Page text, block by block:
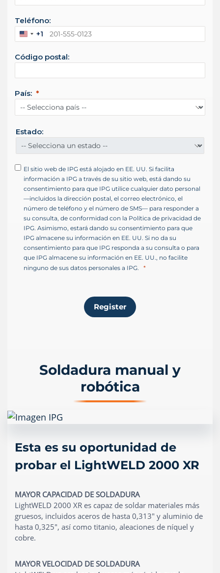
Teléfono:
E
t
d
s
U
i
d
+
1
+1
Código postal:
País:
Estado:
El sitio web de IPG está alojado en EE. UU. Si facilita
información a IPG a través de su sitio web, está dando su
consentimiento para que IPG utilice cualquier dato personal
—incluidos la dirección postal, el correo electrónico, el
número de teléfono y el número de SMS— para responder a
su consulta, de conformidad con la Política de privacidad de
IPG. Asimismo, estará dando su consentimiento para que
IPG almacene su información en EE. UU. Si no da su
consentimiento para que IPG responda a su consulta o para
que IPG almacene su información en EE. UU., no facilite
ninguno de sus datos personales a IPG.
Register
Soldadura manual y
robótica
Esta es su oportunidad de
probar el LightWELD 2000 XR
MAYOR CAPACIDAD DE SOLDADURA
LightWELD 2000 XR es capaz de soldar materiales más
gruesos, incluidos aceros de hasta 0,313" y aluminio de
hasta 0,325", así como titanio, aleaciones de níquel y
cobre.
MAYOR VELOCIDAD DE SOLDADURA